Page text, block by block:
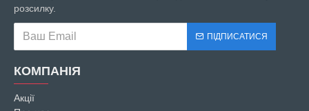
розсилку.
ПІДПИСАТИСЯ
КОМПАНІЯ
Акції